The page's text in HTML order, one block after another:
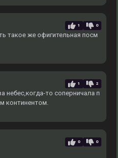
1 0
такое же офигительная посм
1 2
небес,когда-то соперничала п
континентом.
0 0